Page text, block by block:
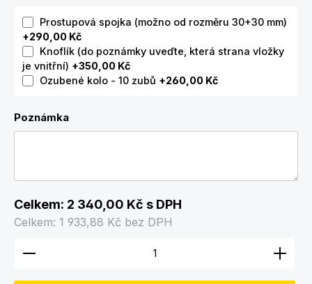
Prostupová spojka (možno od rozměru 30+30 mm)
+290,00 Kč
Knoflík (do poznámky uveďte, která strana vložky
je vnitřní) +350,00 Kč
Ozubené kolo - 10 zubů +260,00 Kč
Poznámka
Celkem: 2 340,00 Kč s DPH
Celkem: 1 933,88 Kč bez DPH
Množství produktu: Zadejte požadované